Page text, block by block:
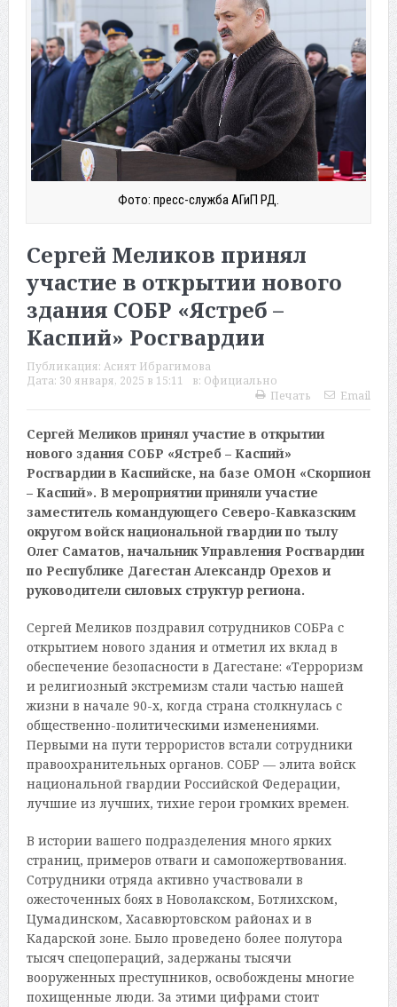
Фото: пресс-служба АГиП РД.
Сергей Меликов принял
участие в открытии нового
здания СОБР «Ястреб –
Каспий» Росгвардии
Публикация: Асият Ибрагимова
Дата: 30 января, 2025 в 15:11 в: Официально
Печать
Email
Сергей Меликов принял участие в открытии
нового здания СОБР «Ястреб – Каспий»
Росгвардии в Каспийске, на базе ОМОН «Скорпион
– Каспий». В мероприятии приняли участие
заместитель командующего Северо-Кавказским
округом войск национальной гвардии по тылу
Олег Саматов, начальник Управления Росгвардии
по Республике Дагестан Александр Орехов и
руководители силовых структур региона.
Сергей Меликов поздравил сотрудников СОБРа с
открытием нового здания и отметил их вклад в
обеспечение безопасности в Дагестане: «Терроризм
и религиозный экстремизм стали частью нашей
жизни в начале 90-х, когда страна столкнулась с
общественно-политическими изменениями.
Первыми на пути террористов встали сотрудники
правоохранительных органов. СОБР — элита войск
национальной гвардии Российской Федерации,
лучшие из лучших, тихие герои громких времен.
В истории вашего подразделения много ярких
страниц, примеров отваги и самопожертвования.
Сотрудники отряда активно участвовали в
ожесточенных боях в Новолакском, Ботлихском,
Цумадинском, Хасавюртовском районах и в
Кадарской зоне. Было проведено более полутора
тысяч спецопераций, задержаны тысячи
вооруженных преступников, освобождены многие
похищенные люди. За этими цифрами стоит